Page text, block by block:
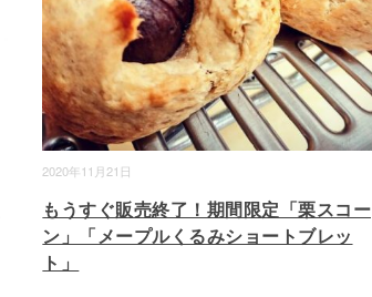
2020年11月21日
もうすぐ販売終了！期間限定「栗スコー
ン」「メープルくるみショートブレッ
ト」